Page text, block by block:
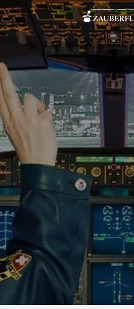
Zum
Hauptinhalt
springen